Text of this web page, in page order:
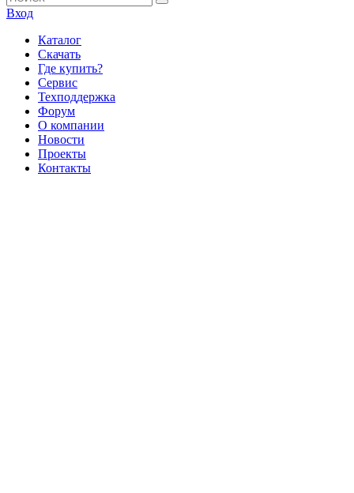
Вход
Каталог
Скачать
Где купить?
Сервис
Техподдержка
Форум
О компании
Новости
Проекты
Контакты